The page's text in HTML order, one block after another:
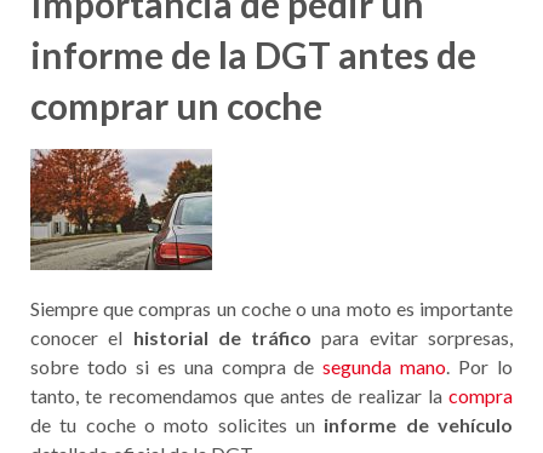
informe de la DGT antes de
comprar un coche
Siempre que compras un coche o una moto es importante
conocer el historial de tráfico para evitar sorpresas,
sobre todo si es una compra desegunda mano. Por lo
tanto, te recomendamos que antes de realizar la compra
de tu coche o moto solicites un informe de vehículo